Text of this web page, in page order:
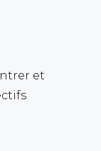
et